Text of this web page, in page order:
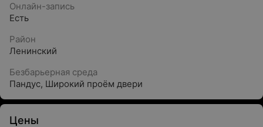
Онлайн-запись
Есть
Район
Ленинский
Безбарьерная среда
Пандус, Широкий проём двери
Цены